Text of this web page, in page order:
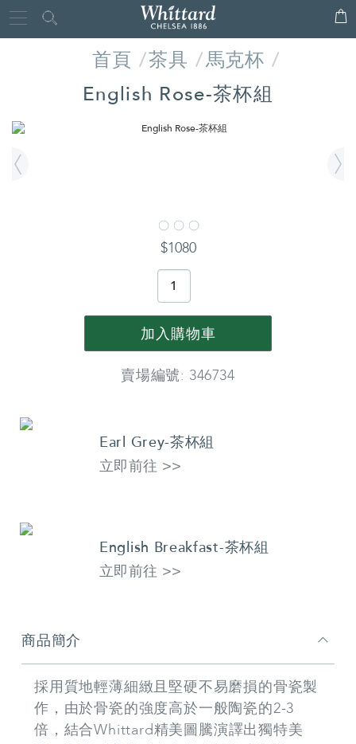
Close
Whittard
of
Chelsea
首頁 茶具
馬克杯
English Rose-茶杯組
IMAGES
$1080
加入購物車
賣場編號: 346734
商
品
Earl Grey-茶杯組
立即前往 >>
English Breakfast-茶杯組
立即前往 >>
商品簡介
採用質地輕薄細緻且堅硬不易磨損的骨瓷製
作，由於骨瓷的強度高於一般陶瓷的2-3
倍，結合Whittard精美圖騰演譯出獨特美